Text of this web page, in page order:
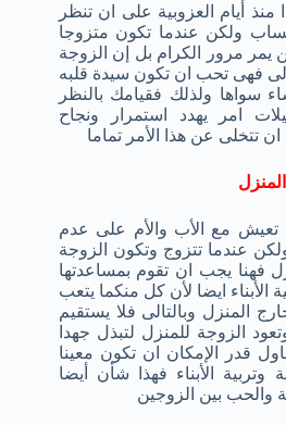
أيام العزوبية على ان تنظر
ولكن عندما تكون متزوجا
يمر مرور الكرام بل إن الزوجة
فهى تحب ان تكون سيدة قلبه
سواها ولذلك فقيامك بالنظر
امر يهدد استمرار ونجاح
تتخلى عن هذا الأمر تماما
تعيش مع الأب والأم على عدم
عندما تتزوج وتكون الزوجة
فهنا يجب ان تقوم بمساعدتها
الأبناء ايضا لأن كل منكما يتعب
المنزل وبالتالى فلا يستقيم
الزوجة للمنزل لتبذل جهدا
قدر الإمكان ان تكون معينا
وتربية الأبناء فهذا شأن أيضا
والحب بين الزوجين